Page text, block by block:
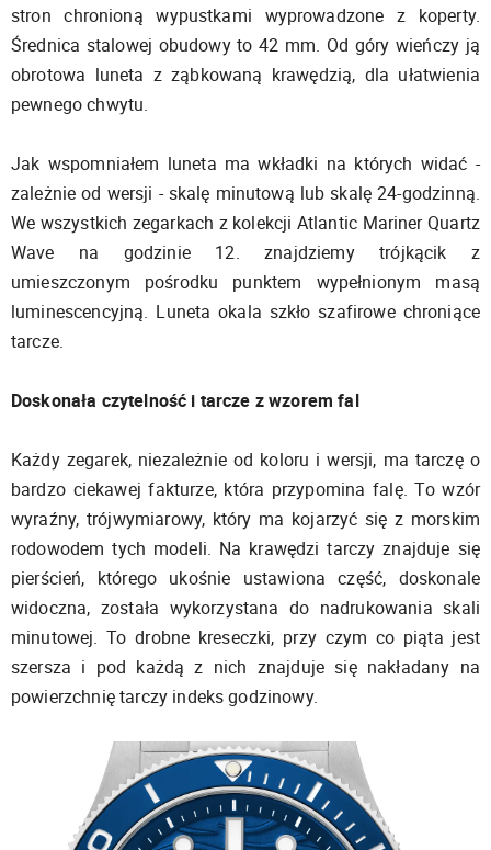
stron chronioną wypustkami wyprowadzone z koperty.
Średnica stalowej obudowy to 42 mm. Od góry wieńczy ją
obrotowa luneta z ząbkowaną krawędzią, dla ułatwienia
pewnego chwytu.
Jak wspomniałem luneta ma wkładki na których widać -
zależnie od wersji - skalę minutową lub skalę 24-godzinną.
We wszystkich zegarkach z kolekcji Atlantic Mariner Quartz
Wave na godzinie 12. znajdziemy trójkącik z
umieszczonym pośrodku punktem wypełnionym masą
luminescencyjną. Luneta okala szkło szafirowe chroniące
tarcze.
Doskonała czytelność i tarcze z wzorem fal
Każdy zegarek, niezależnie od koloru i wersji, ma tarczę o
bardzo ciekawej fakturze, która przypomina falę. To wzór
wyraźny, trójwymiarowy, który ma kojarzyć się z morskim
rodowodem tych modeli. Na krawędzi tarczy znajduje się
pierścień, którego ukośnie ustawiona część, doskonale
widoczna, została wykorzystana do nadrukowania skali
minutowej. To drobne kreseczki, przy czym co piąta jest
szersza i pod każdą z nich znajduje się nakładany na
powierzchnię tarczy indeks godzinowy.